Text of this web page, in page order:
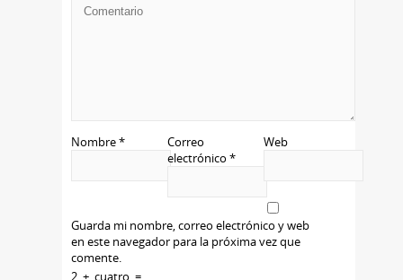
Nombre*
Correo
electrónico*
Web
Guarda mi nombre, correo electrónico y web
en este navegador para la próxima vez que
comente.
2 + cuatro =